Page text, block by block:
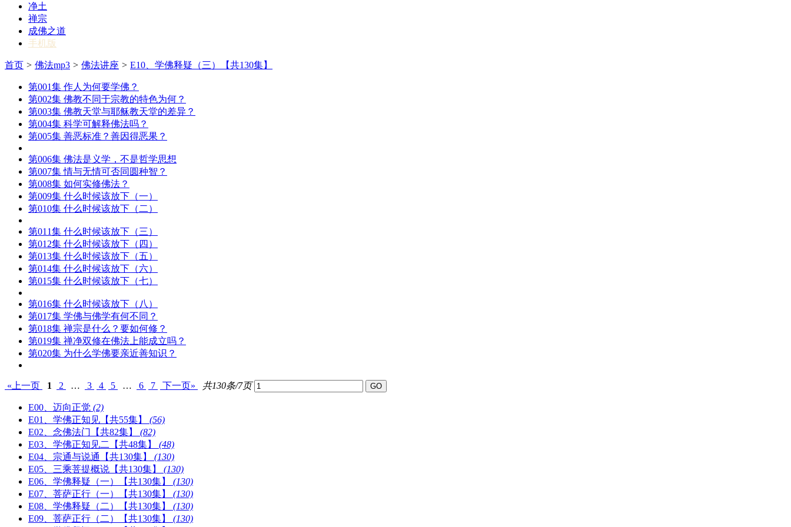
净土
禅宗
成佛之道
手机版
首页 > 佛法mp3 > 佛法讲座 > E10、学佛释疑（三）【共130集】
第001集 作人为何要学佛？
第002集 佛教不同于宗教的特色为何？
第003集 佛教天堂与耶稣教天堂的差异？
第004集 科学可解释佛法吗？
第005集 善恶标准？善因得恶果？
第006集 佛法是义学，不是哲学思想
第007集 情与无情可否同圆种智？
第008集 如何实修佛法？
第009集 什么时候该放下（一）
第010集 什么时候该放下（二）
第011集 什么时候该放下（三）
第012集 什么时候该放下（四）
第013集 什么时候该放下（五）
第014集 什么时候该放下（六）
第015集 什么时候该放下（七）
第016集 什么时候该放下（八）
第017集 学佛与佛学有何不同？
第018集 禅宗是什么？要如何修？
第019集 禅净双修在佛法上能成立吗？
第020集 为什么学佛要亲近善知识？
«上一页 1 2 … 3 4 5 … 6 7 下一页» 共130条/7页
E00、迈向正觉 (2)
E01、学佛正知见【共55集】 (56)
E02、念佛法门【共82集】 (82)
E03、学佛正知见二【共48集】 (48)
E04、宗通与说通【共130集】 (130)
E05、三乘菩提概说【共130集】 (130)
E06、学佛释疑（一）【共130集】 (130)
E07、菩萨正行（一）【共130集】 (130)
E08、学佛释疑（二）【共130集】 (130)
E09、菩萨正行（二）【共130集】 (130)